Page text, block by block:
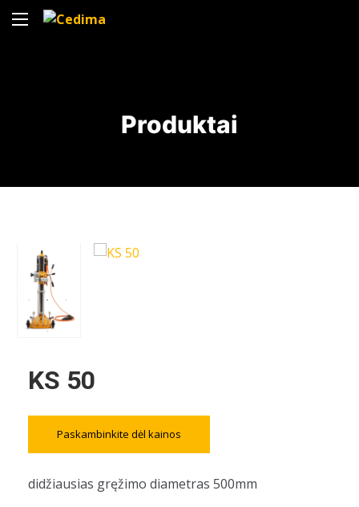
Produktai
KS 50
Paskambinkite dėl kainos
didžiausias gręžimo diametras 500mm